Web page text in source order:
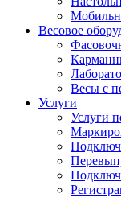
Весовое
Весы с
Услуги
Услуги